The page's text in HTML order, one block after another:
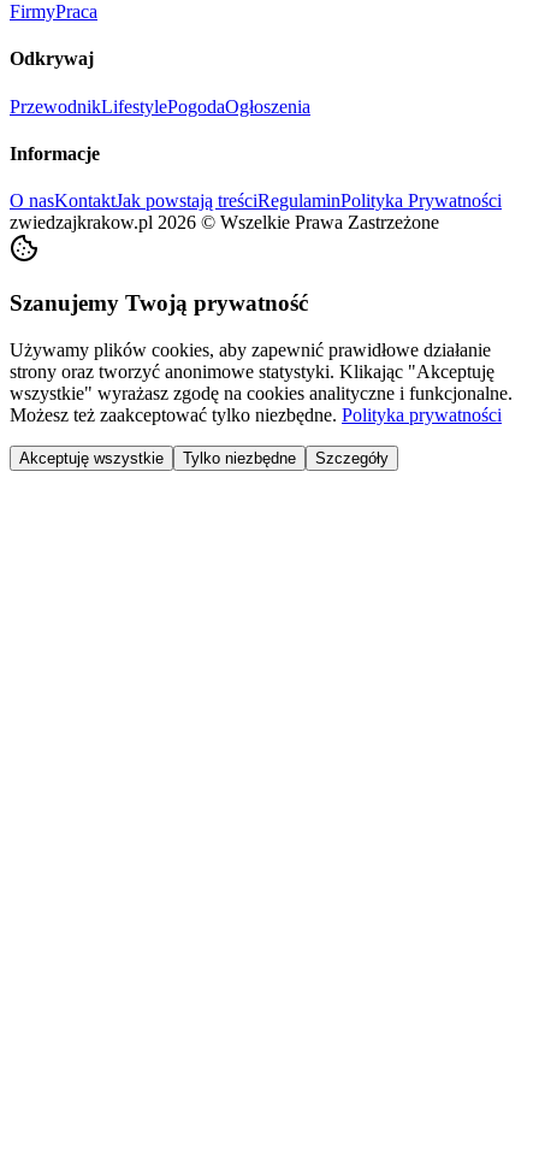
FirmyPraca
Odkrywaj
PrzewodnikLifestylePogodaOgłoszenia
Informacje
O nasKontaktJak powstają treściRegulaminPolityka Prywatności
zwiedzajkrakow.pl 2026 © Wszelkie Prawa Zastrzeżone
Szanujemy Twoją prywatność
Używamy plików cookies, aby zapewnić prawidłowe działanie
strony oraz tworzyć anonimowe statystyki. Klikając "Akceptuję
wszystkie" wyrażasz zgodę na cookies analityczne i funkcjonalne.
Możesz też zaakceptować tylko niezbędne. Polityka prywatności
Akceptuję wszystkie Tylko niezbędne Szczegóły